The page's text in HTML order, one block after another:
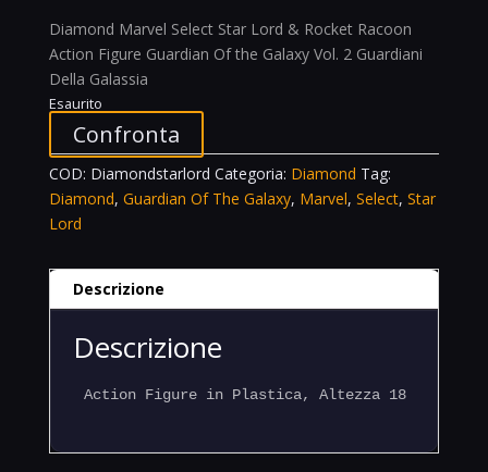
Diamond Marvel Select Star Lord & Rocket Racoon
Action Figure Guardian Of the Galaxy Vol. 2 Guardiani
Della Galassia
Esaurito
Confronta
COD: Diamondstarlord Categoria: Diamond Tag:
Diamond, Guardian Of The Galaxy, Marvel, Select, Star
Lord
Descrizione
Descrizione
Action Figure in Plastica, Altezza 18 cm